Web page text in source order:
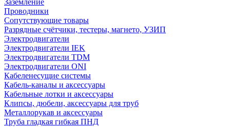
Заземление
Проводники
Сопутствующие товары
Разрядные счётчики, тестеры, магнето, УЗИП
Электродвигатели
Электродвигатели IEK
Электродвигатели TDM
Электродвигатели ONI
Кабеленесущие системы
Кабель-каналы и аксессуары
Кабельные лотки и аксессуары
Клипсы, дюбели, аксессуары для труб
Металлорукав и аксессуары
Труба гладкая гибкая ПНД